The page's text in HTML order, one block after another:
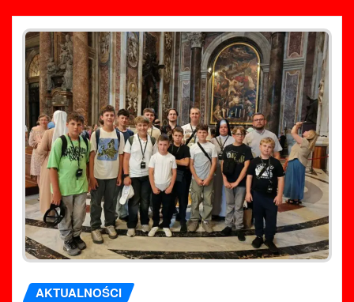
AKTUALNOŚCI